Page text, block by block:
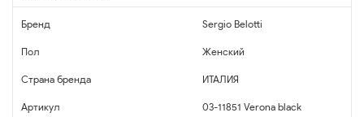
Бренд Sergio Belotti
Пол Женский
Страна бренда ИТАЛИЯ
Артикул 03-11851 Verona black